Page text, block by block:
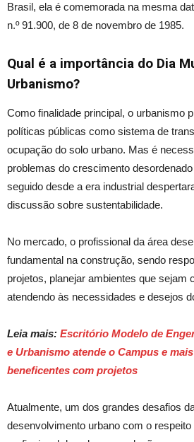
Brasil, ela é comemorada na mesma
n.º91.900, de 8 de novembro de 1985.
Qual é a importância do Dia
Urbanismo?
Como finalidade principal, o urbanismo
políticas públicas como sistema de
ocupação do solo urbano. Mas é
problemas do crescimento
seguido desde a era industrial des
discussão sobre sustentabilidade.
No mercado, o profissional da área
fundamental na construção, sendo
projetos, planejar ambientes que sejam
atendendo às necessidades e desejos
Leia mais: Escritório Modelo de
e Urbanismo atende o Campus e
beneficentes com projetos
Atualmente, um dos grandes desafios
desenvolvimento urbano com o